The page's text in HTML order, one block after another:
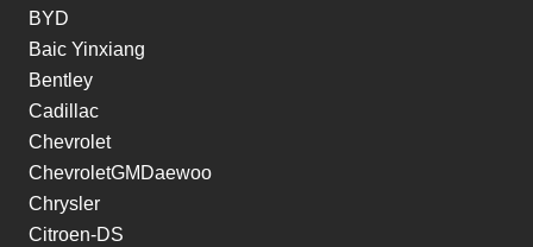
BYD
Baic Yinxiang
Bentley
Cadillac
Chevrolet
ChevroletGMDaewoo
Chrysler
Citroen-DS